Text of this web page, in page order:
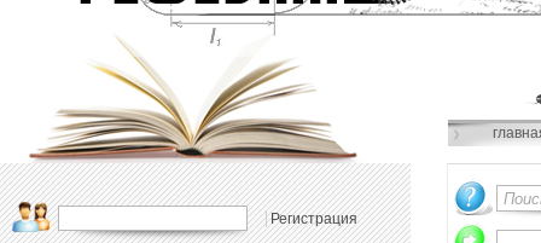
Регистрация